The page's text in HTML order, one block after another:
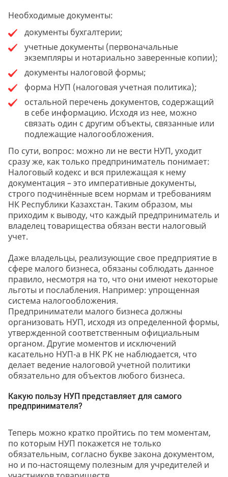
Необходимые документы:
документы бухгалтерии;
учетные документы (первоначальные
экземпляры и нотариально заверенные копии);
документы налоговой формы;
форма НУП (налоговая учетная политика);
остальной перечень документов, содержащий
в себе информацию. Исходя из нее, можно
связать один с другим объекты, связанные или
подлежащие налогообложения.
По сути, вопрос: можно ли не вести НУП, уходит
сразу же, как только предприниматель понимает:
Налоговый кодекс и вся прилежащая к нему
документация – это императивные документы,
строго подчинённые всем нормам и требованиям
НК Республики Казахстан. Таким образом, мы
приходим к выводу, что каждый предприниматель и
владелец товарищества обязан вести налоговый
учет.
Даже владельцы, реализующие свое предприятие в
сфере малого бизнеса, обязаны соблюдать данное
правило, несмотря на то, что они имеют некоторые
льготы и послабления. Например: упрощенная
система налогообложения.
Предприниматели малого бизнеса должны
организовать НУП, исходя из определенной формы,
утвержденной соответственным официальным
органом. Другие моментов и исключений
касательно НУП-а в НК РК не наблюдается, что
делает ведение налоговой учетной политики
обязательно для объектов любого бизнеса.
Какую пользу НУП представляет для самого
предпринимателя?
Теперь можно кратко пройтись по тем моментам,
по которым НУП покажется не только
обязательным, согласно букве закона документом,
но и по-настоящему полезным для учредителей и